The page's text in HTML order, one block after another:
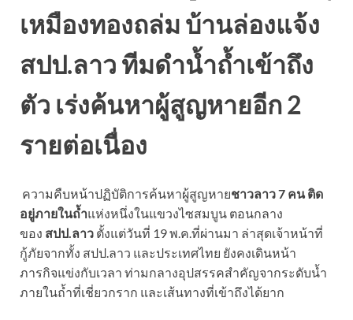
เหมืองทองถล่ม บ้านล่องแจ้ง
สปป.ลาว ทีมดำน้ำถ้ำเข้าถึง
ตัว เร่งค้นหาผู้สูญหายอีก 2
รายต่อเนื่อง
ความคืบหน้าปฏิบัติการค้นหาผู้สูญหายชาวลาว 7 คน ติด
อยู่ภายในถ้ำแห่งหนึ่งในแขวงไซสมบูน ตอนกลาง
ของ สปป.ลาว ตั้งแต่วันที่ 19 พ.ค.ที่ผ่านมา ล่าสุดเจ้าหน้าที่
กู้ภัยจากทั้ง สปป.ลาว และประเทศไทย ยังคงเดินหน้า
ภารกิจแข่งกับเวลา ท่ามกลางอุปสรรคสำคัญจากระดับน้ำ
ภายในถ้ำที่เชี่ยวกราก และเส้นทางที่เข้าถึงได้ยาก